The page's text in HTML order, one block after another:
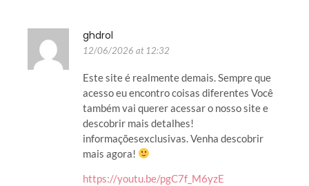
ghdrol
12/06/2026 at 12:32
Este site é realmente demais. Sempre que
acesso eu encontro coisas diferentes Você
também vai querer acessar o nosso site e
descobrir mais detalhes!
informaçõesexclusivas. Venha descobrir
mais agora!
https://youtu.be/pgC7f_M6yzE